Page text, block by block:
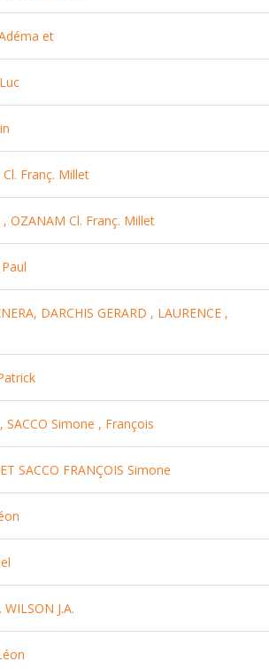
et
Cl. Franç. Millet
, OZANAM Cl. Franç. Millet
DARCHIS GERARD , LAURENCE ,
SACCO Simone , François
SACCO FRANÇOIS Simone
WILSON J.A.